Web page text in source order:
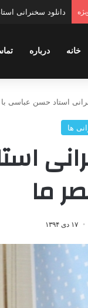
دانلود سخنرانی
خانه درباره
استاد حسن عباسی
ها
ما
۱۷ دی ۱۳۹۴